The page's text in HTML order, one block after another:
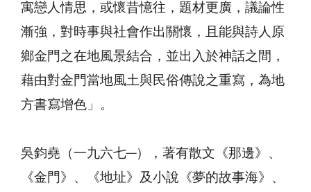
寓戀人情思，或懷昔憶往，題材更廣，議論性
漸強，對時事與社會作出關懷，且能與詩人原
鄉金門之在地風景結合，並出入於神話之間，
藉由對金門當地風土與民俗傳說之重寫，為地
方書寫增色」。
吳鈞堯（一九六七─），著有散文《那邊》、
《金門》、《地址》及小說《夢的故事海》、